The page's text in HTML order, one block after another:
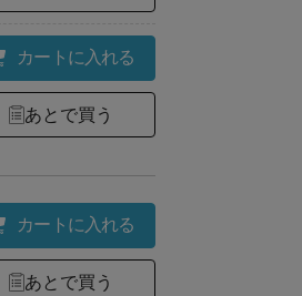
・麻10%/裏地：綿100%
丈88㎝）/Lサイズ（総丈98㎝）
カートに入れる
あとで買う
カートに入れる
あとで買う